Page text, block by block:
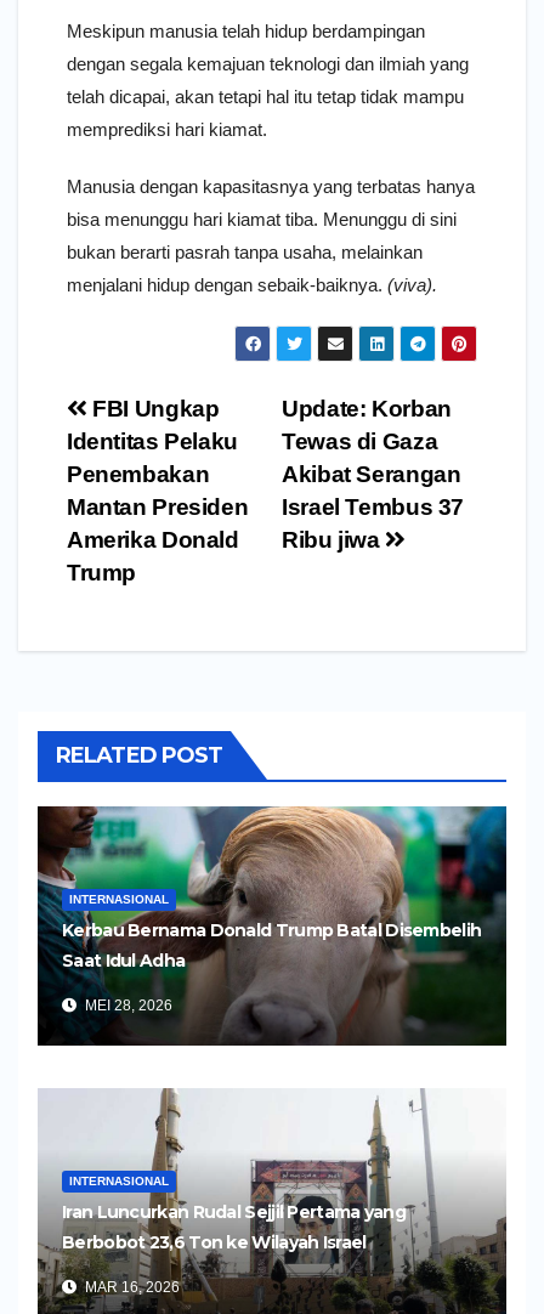
Meskipun manusia telah hidup berdampingan
dengan segala kemajuan teknologi dan ilmiah yang
telah dicapai, akan tetapi hal itu tetap tidak mampu
memprediksi hari kiamat.
Manusia dengan kapasitasnya yang terbatas hanya
bisa menunggu hari kiamat tiba. Menunggu di sini
bukan berarti pasrah tanpa usaha, melainkan
menjalani hidup dengan sebaik-baiknya. (viva).
Navigasi
pos
Update: Korban
Tewas di Gaza
Akibat Serangan
Israel Tembus 37
Ribu jiwa
FBI Ungkap
Identitas Pelaku
Penembakan
Mantan Presiden
Amerika Donald
Trump
RELATED POST
INTERNASIONAL
Kerbau Bernama Donald Trump Batal Disembelih
Saat Idul Adha
MEI 28, 2026
INTERNASIONAL
Iran Luncurkan Rudal Sejjil Pertama yang
Berbobot 23,6 Ton ke Wilayah Israel
MAR 16, 2026